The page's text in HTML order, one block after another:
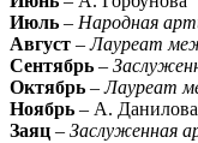
Июль – Народная
Август –Лауреат
Сентябрь –
Октябрь –Лауреат
Ноябрь – А. Данилова
Заяц – Заслуженная